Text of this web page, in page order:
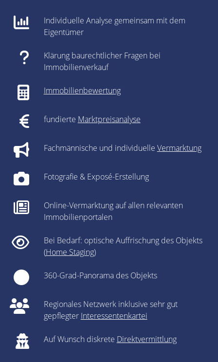
Individuelle Analyse gemeinsam mit dem
Eigentümer
Klärung baurechtlicher Fragen bei
Immobilienverkauf
Immobilienbewertung
fundierte Marktpreisanalyse
Fachmännische und individuelle Vermarktung
Fotografie & Exposé-Erstellung
Online-Vermarktung auf allen relevanten
Immobilienportalen
Bei Bedarf: optische Auffrischung des Objekts
(Home Staging)
360-Grad-Panorama des Objekts
Regionales Netzwerk inklusive sehr gut
gepflegter Interessentenkartei
Auf Wunsch diskrete Direktvermittlung